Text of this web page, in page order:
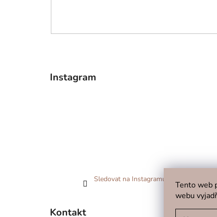
Tento web
webu
Instagram
Sledovat na Instagramu
Kontakt